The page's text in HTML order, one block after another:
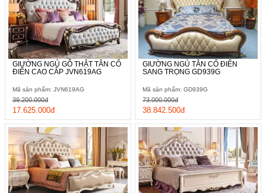
GIƯỜNG NGỦ GỖ THẬT TÂN CỔ
ĐIỂN CAO CẤP JVN619AG
Mã sản phẩm: JVN619AG
17.625.000đ
39.200.000đ
GIƯỜNG NGỦ TÂN CỔ ĐIỂN
SANG TRỌNG GD939G
Mã sản phẩm: GD939G
38.842.500đ
73.000.000đ